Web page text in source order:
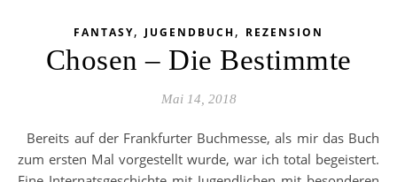
FANTASY, JUGENDBUCH, REZENSION
Chosen – Die Bestimmte
Mai 14, 2018
Bereits auf der Frankfurter Buchmesse, als mir das Buch
zum ersten Mal vorgestellt wurde, war ich total begeistert.